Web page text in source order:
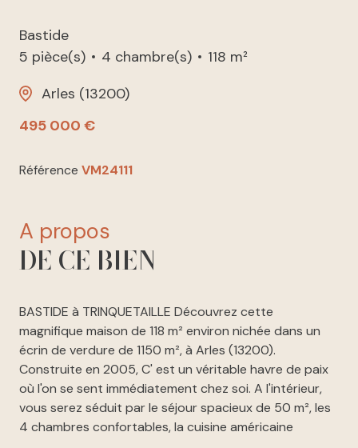
Bastide
5 pièce(s)
4 chambre(s)
118 m²
Arles (13200)
495 000 €
Référence VM24111
a propos
DE CE BIEN
BASTIDE à TRINQUETAILLE Découvrez cette
magnifique maison de 118 m² environ nichée dans un
écrin de verdure de 1150 m², à Arles (13200).
Construite en 2005, C' est un véritable havre de paix
où l'on se sent immédiatement chez soi. A l'intérieur,
vous serez séduit par le séjour spacieux de 50 m², les
4 chambres confortables, la cuisine américaine